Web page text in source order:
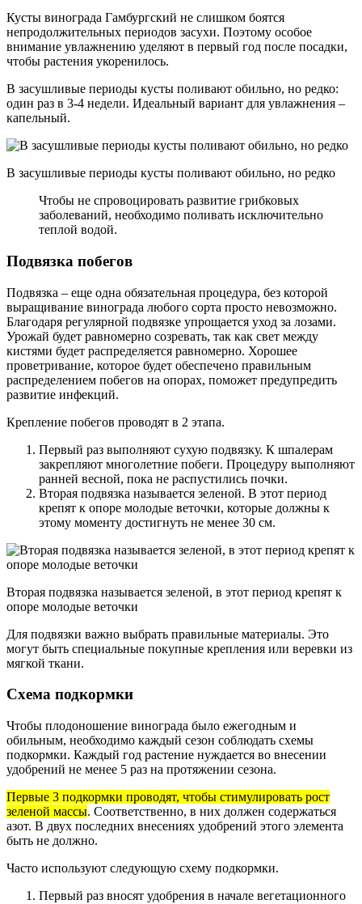
Кусты винограда Гамбургский не слишком боятся
непродолжительных периодов засухи. Поэтому особое
внимание увлажнению уделяют в первый год после посадки,
чтобы растения укоренилось.
В засушливые периоды кусты поливают обильно, но редко:
один раз в 3-4 недели. Идеальный вариант для увлажнения –
капельный.
В засушливые периоды кусты поливают обильно, но редко
Чтобы не спровоцировать развитие грибковых
заболеваний, необходимо поливать исключительно
теплой водой.
Подвязка побегов
Подвязка – еще одна обязательная процедура, без которой
выращивание винограда любого сорта просто невозможно.
Благодаря регулярной подвязке упрощается уход за лозами.
Урожай будет равномерно созревать, так как свет между
кистями будет распределяется равномерно. Хорошее
проветривание, которое будет обеспечено правильным
распределением побегов на опорах, поможет предупредить
развитие инфекций.
Крепление побегов проводят в 2 этапа.
Первый раз выполняют сухую подвязку. К шпалерам
закрепляют многолетние побеги. Процедуру выполняют
ранней весной, пока не распустились почки.
Вторая подвязка называется зеленой. В этот период
крепят к опоре молодые веточки, которые должны к
этому моменту достигнуть не менее 30 см.
Вторая подвязка называется зеленой, в этот период крепят к
опоре молодые веточки
Для подвязки важно выбрать правильные материалы. Это
могут быть специальные покупные крепления или веревки из
мягкой ткани.
Схема подкормки
Чтобы плодоношение винограда было ежегодным и
обильным, необходимо каждый сезон соблюдать схемы
подкормки. Каждый год растение нуждается во внесении
удобрений не менее 5 раз на протяжении сезона.
Первые 3 подкормки проводят, чтобы стимулировать рост
зеленой массы. Соответственно, в них должен содержаться
азот. В двух последних внесениях удобрений этого элемента
быть не должно.
Часто используют следующую схему подкормки.
Первый раз вносят удобрения в начале вегетационного